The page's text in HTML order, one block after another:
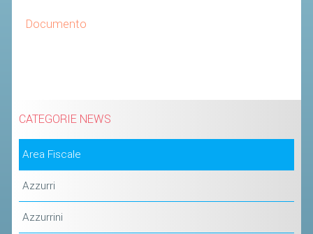
Documento
CATEGORIE NEWS
Area Fiscale
Azzurri
Azzurrini
CENTRI TECNICI TERRITORIALI
COMMISSIONE ATLETI